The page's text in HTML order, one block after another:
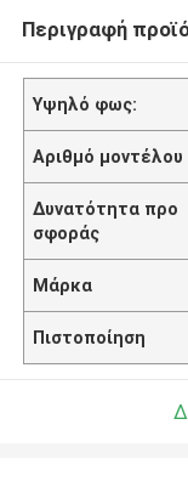
Περιγραφή
Υψηλό φως:
Αριθμό μοντέλου
Δυνατότητα προ
σφοράς
Μάρκα
Πιστοποίηση